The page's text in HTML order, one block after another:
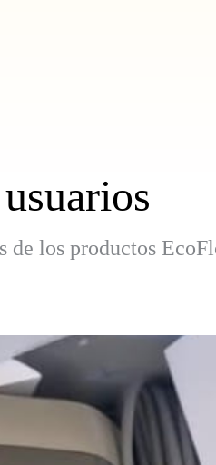
de los productos